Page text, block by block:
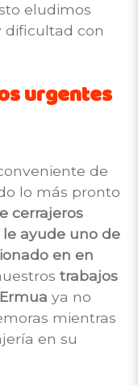
eludimos
dificultad con
urgentes
de
lo más pronto
cerrajeros
ayude uno de
en en
trabajos
ya no
mientras
en su